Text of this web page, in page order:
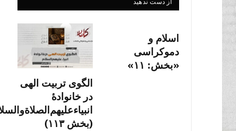
از دست ندهید
اسلام و
دموکراسی
«بخش: ۱۱»
الگوی تربیت الهی
در خانوادۀ
(بخش ۱۱۳)